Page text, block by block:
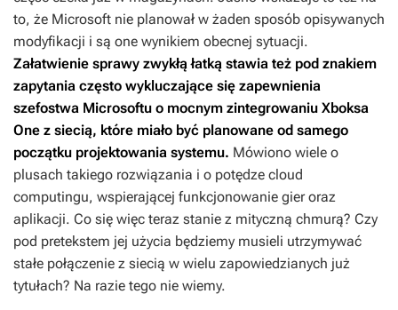
to, że Microsoft nie planował w żaden sposób opisywanych
modyfikacji i są one wynikiem obecnej sytuacji.
Załatwienie sprawy zwykłą łatką stawia też pod znakiem
zapytania często wykluczające się zapewnienia
szefostwa Microsoftu o mocnym zintegrowaniu Xboksa
One z siecią, które miało być planowane od samego
początku projektowania systemu. Mówiono wiele o
plusach takiego rozwiązania i o potędze cloud
computingu, wspierającej funkcjonowanie gier oraz
aplikacji. Co się więc teraz stanie z mityczną chmurą? Czy
pod pretekstem jej użycia będziemy musieli utrzymywać
stałe połączenie z siecią w wielu zapowiedzianych już
tytułach? Na razie tego nie wiemy.